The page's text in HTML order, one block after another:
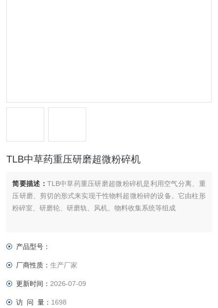
TLB中草药重压研磨超微粉碎机
简要描述： TLB中草药重压研磨超微粉碎机是利用空气分离、重
压研磨、剪切的形式来实现干性物料超微粉碎的设备。它由柱形
粉碎室、研磨轮、研磨轨、风机、物料收集系统等组成
产品型号：
厂商性质：生产厂家
更新时间： 2026-07-09
访 问 量： 1698